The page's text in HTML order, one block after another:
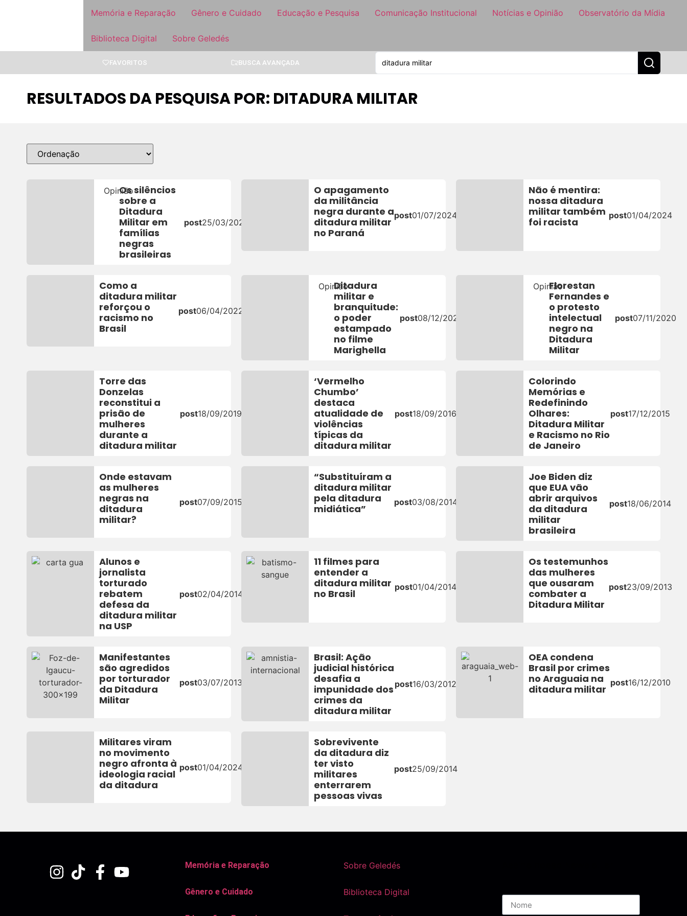
Memória e Reparação Gênero e Cuidado Educação e Pesquisa Comunicação Institucional Notícias e Opinião Observatório da Mídia
Biblioteca Digital Sobre Geledés
FAVORITOS BUSCA AVANÇADA
RESULTADOS DA PESQUISA POR: DITADURA MILITAR
OpiniãoOs silêncios
sobre a
Ditadura
Militar em
famílias
negras
brasileiras
post25/03/2025
O apagamento
da militância
negra durante a
ditadura militar
no Paraná
post01/07/2024
Não é mentira:
nossa ditadura
militar também
foi racista
post01/04/2024
Como a
ditadura militar
reforçou o
racismo no
Brasil
post06/04/2022
OpiniãoDitadura
militar e
branquitude:
o poder
estampado
no filme
Marighella
post08/12/2021
OpiniãoFlorestan
Fernandes e
o protesto
intelectual
negro na
Ditadura
Militar
post07/11/2020
Torre das
Donzelas
reconstitui a
prisão de
mulheres
durante a
ditadura militar
post18/09/2019
‘Vermelho
Chumbo’
destaca
atualidade de
violências
típicas da
ditadura militar
post18/09/2016
Colorindo
Memórias e
Redefinindo
Olhares:
Ditadura Militar
e Racismo no Rio
de Janeiro
post17/12/2015
Onde estavam
as mulheres
negras na
ditadura
militar?
post07/09/2015
“Substituíram a
ditadura militar
pela ditadura
midiática”
post03/08/2014
Joe Biden diz
que EUA vão
abrir arquivos
da ditadura
militar
brasileira
post18/06/2014
Alunos e
jornalista
torturado
rebatem
defesa da
ditadura militar
na USP
post02/04/2014
11 filmes para
entender a
ditadura militar
no Brasil
post01/04/2014
Os testemunhos
das mulheres
que ousaram
combater a
Ditadura Militar
post23/09/2013
Manifestantes
são agredidos
por torturador
da Ditadura
Militar
post03/07/2013
Brasil: Ação
judicial histórica
desafia a
impunidade dos
crimes da
ditadura militar
post16/03/2012
OEA condena
Brasil por crimes
no Araguaia na
ditadura militar
post16/12/2010
Militares viram
no movimento
negro afronta à
ideologia racial
da ditadura
post01/04/2024
Sobrevivente
da ditadura diz
ter visto
militares
enterrarem
pessoas vivas
post25/09/2014
Memória e Reparação
Gênero e Cuidado
Sobre Geledés
Biblioteca Digital